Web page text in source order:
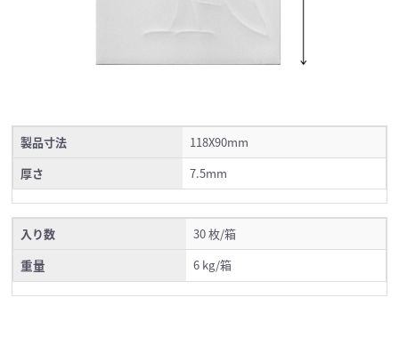
製品寸法
118X90mm
厚さ
7.5mm
入り数 30 枚/箱
重量 6 kg/箱